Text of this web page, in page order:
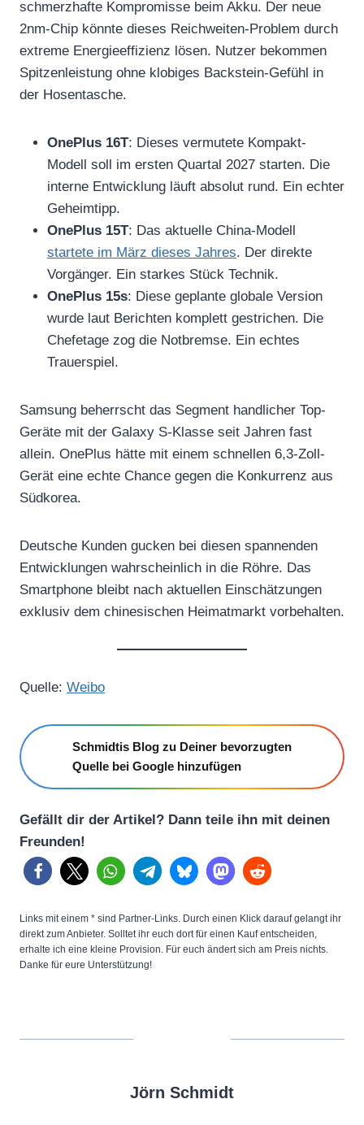
schmerzhafte Kompromisse beim Akku. Der neue
2nm-Chip könnte dieses Reichweiten-Problem durch
extreme Energieeffizienz lösen. Nutzer bekommen
Spitzenleistung ohne klobiges Backstein-Gefühl in
der Hosentasche.
OnePlus 16T: Dieses vermutete Kompakt-
Modell soll im ersten Quartal 2027 starten. Die
interne Entwicklung läuft absolut rund. Ein echter
Geheimtipp.
OnePlus 15T: Das aktuelle China-Modell
startete im März dieses Jahres. Der direkte
Vorgänger. Ein starkes Stück Technik.
OnePlus 15s: Diese geplante globale Version
wurde laut Berichten komplett gestrichen. Die
Chefetage zog die Notbremse. Ein echtes
Trauerspiel.
Samsung beherrscht das Segment handlicher Top-
Geräte mit der Galaxy S-Klasse seit Jahren fast
allein. OnePlus hätte mit einem schnellen 6,3-Zoll-
Gerät eine echte Chance gegen die Konkurrenz aus
Südkorea.
Deutsche Kunden gucken bei diesen spannenden
Entwicklungen wahrscheinlich in die Röhre. Das
Smartphone bleibt nach aktuellen Einschätzungen
exklusiv dem chinesischen Heimatmarkt vorbehalten.
Quelle: Weibo
Schmidtis Blog zu Deiner bevorzugten
Quelle bei Google hinzufügen
Gefällt dir der Artikel? Dann teile ihn mit deinen
Freunden!
Links mit einem * sind Partner-Links. Durch einen Klick darauf gelangt ihr
direkt zum Anbieter. Solltet ihr euch dort für einen Kauf entscheiden,
erhalte ich eine kleine Provision. Für euch ändert sich am Preis nichts.
Danke für eure Unterstützung!
Jörn Schmidt